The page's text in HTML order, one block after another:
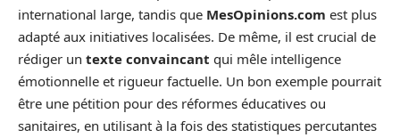
international large, tandis que MesOpinions.com est plus
adapté aux initiatives localisées. De même, il est crucial de
rédiger un texte convaincant qui mêle intelligence
émotionnelle et rigueur factuelle. Un bon exemple pourrait
être une pétition pour des réformes éducatives ou
sanitaires, en utilisant à la fois des statistiques percutantes